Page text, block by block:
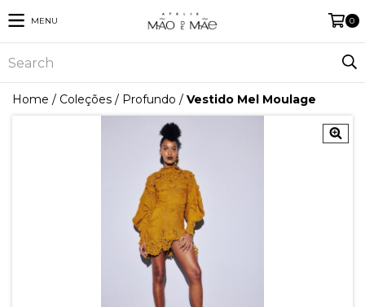
MENU 0
Home / Coleções / Profundo / Vestido Mel Moulage